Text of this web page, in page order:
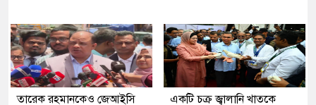
তারেক রহমানকেও জেআইসি একটি চক্র জ্বালানি খাতকে